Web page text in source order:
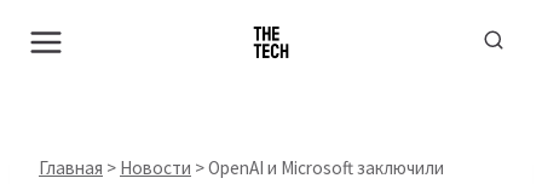
Главная > Новости >OpenAI и Microsoft заключили